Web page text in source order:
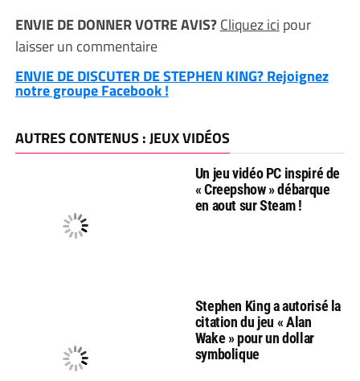
ENVIE DE DONNER VOTRE AVIS?Cliquez ici pour
laisser un commentaire
ENVIE DE DISCUTER DE STEPHEN KING? Rejoignez
notre groupe Facebook !
AUTRES CONTENUS : JEUX VIDÉOS
Un jeu vidéo PC inspiré de
« Creepshow » débarque
en aout sur Steam !
Stephen King a autorisé la
citation du jeu « Alan
Wake » pour un dollar
symbolique